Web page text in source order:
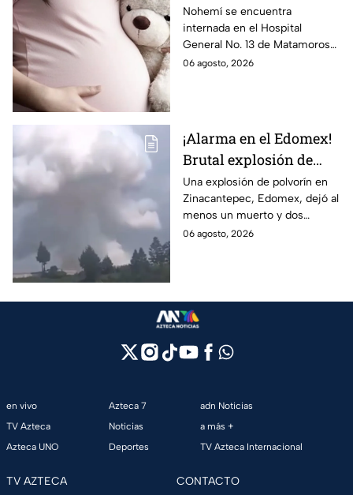
Matamoros,
Tamaulipas; ¿qué pasó
con Nohemí?
Nohemí se encuentra
internada en el Hospital
General No. 13 de Matamoros
tras complicaciones por un
06 agosto, 2026
¡Alarma en el Edomex!
Brutal explosión de
polvorín en Santa
María del Monte,
Zinacantepec; reportan
al menos un muerto y
Una explosión de polvorín en
Zinacantepec, Edomex, dejó al
menos un muerto y dos
heridos; autoridades atiende la
06 agosto, 2026
en vivo
TV Azteca
Azteca UNO
Azteca 7
Noticias
Deportes
adn Noticias
a más +
TV Azteca Internacional
TV AZTECA CONTACTO